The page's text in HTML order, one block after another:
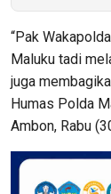
“Pak
Maluku tadi
juga
Humas Polda
Ambon, Rabu